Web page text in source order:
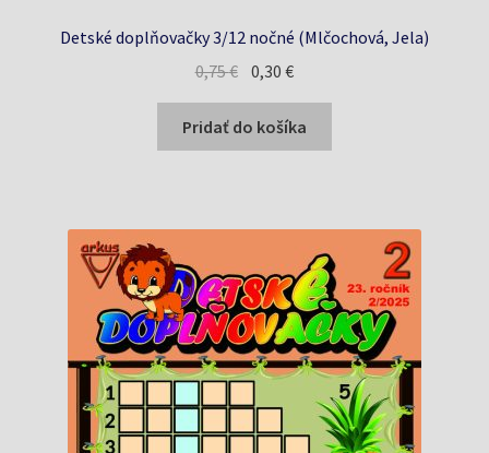
Detské doplňovačky 3/12 nočné (Mlčochová, Jela)
0,75€ Pôvodná
bola:
0,75 €.
0,30€Aktuálna
je:
0,30 €.
Pridať do košíka